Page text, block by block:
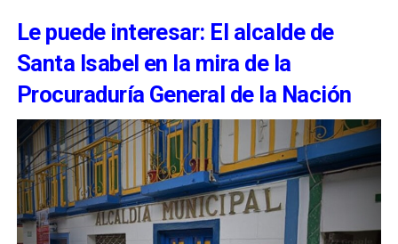
Le puede interesar: El alcalde de
Santa Isabel en la mira de la
Procuraduría General de la Nación